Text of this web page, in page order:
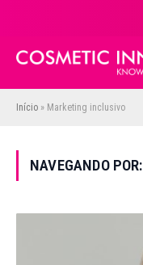
Início » Marketing inclusivo
NAVEGANDO POR: